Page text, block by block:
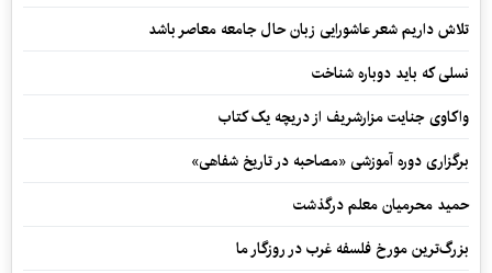
تلاش داریم شعر عاشورایی زبان حال جامعه معاصر باشد
نسلی که باید دوباره شناخت
واکاوی جنایت مزارشریف از دریچه یک کتاب
برگزاری دوره آموزشی «مصاحبه در تاریخ شفاهی»
حمید محرمیان معلم درگذشت
بزرگ‌ترین مورخ فلسفه غرب در روزگار ما